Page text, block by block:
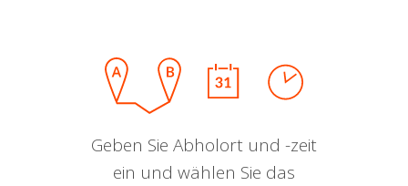
Geben Sie Abholort und -zeit
ein und wählen Sie das